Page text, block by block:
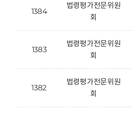
1384
법령평가전문위원
회
1383
법령평가전문위원
회
1382
법령평가전문위원
회